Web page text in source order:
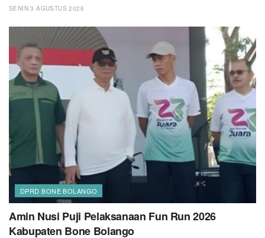
SENIN 3 AGUSTUS 2026
DPRD BONE BOLANGO
Amin Nusi Puji Pelaksanaan Fun Run 2026
Kabupaten Bone Bolango